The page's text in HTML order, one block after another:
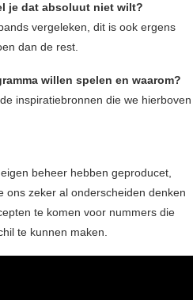
je dat absoluut niet wilt?
vergeleken, dit is ook ergens
dan de rest.
willen spelen en waarom?
inspiratiebronnen die we hierboven
beheer hebben geproducet,
ons zeker al onderscheiden denken
te komen voor nummers die
te kunnen maken.